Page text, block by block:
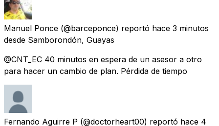
Manuel Ponce (@barceponce) reportó hace 3 minutos
desde Samborondón, Guayas
@CNT_EC 40 minutos en espera de un asesor a otro
para hacer un cambio de plan. Pérdida de tiempo
Fernando Aguirre P (@doctorheart00) reportó hace 4